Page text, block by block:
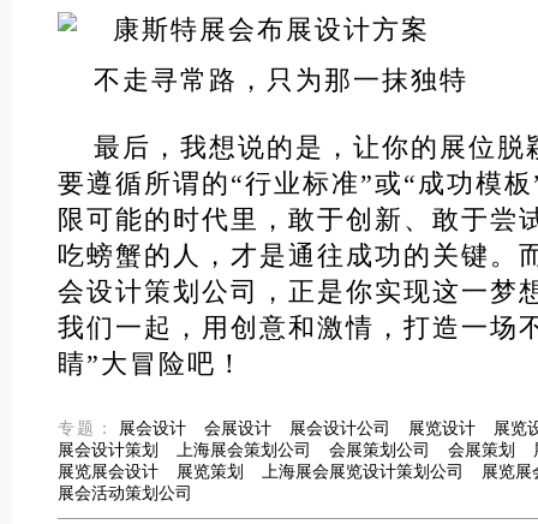
不走寻常路，只为那一抹独特
最后，我想说的是，让你的展位脱
要遵循所谓的“行业标准”或“成功模
限可能的时代里，敢于创新、敢于尝
吃螃蟹的人，才是通往成功的关键。
会设计策划公司，正是你实现这一梦
我们一起，用创意和激情，打造一场
睛”大冒险吧！
专题： 展会设计 会展设计 展会设计公司 展览设计
展览
展会设计策划
上海展会策划公司 会展策划公司 会展策划
展览展会设计
展览策划 上海展会展览设计策划公司
展览展
展会活动策划公司